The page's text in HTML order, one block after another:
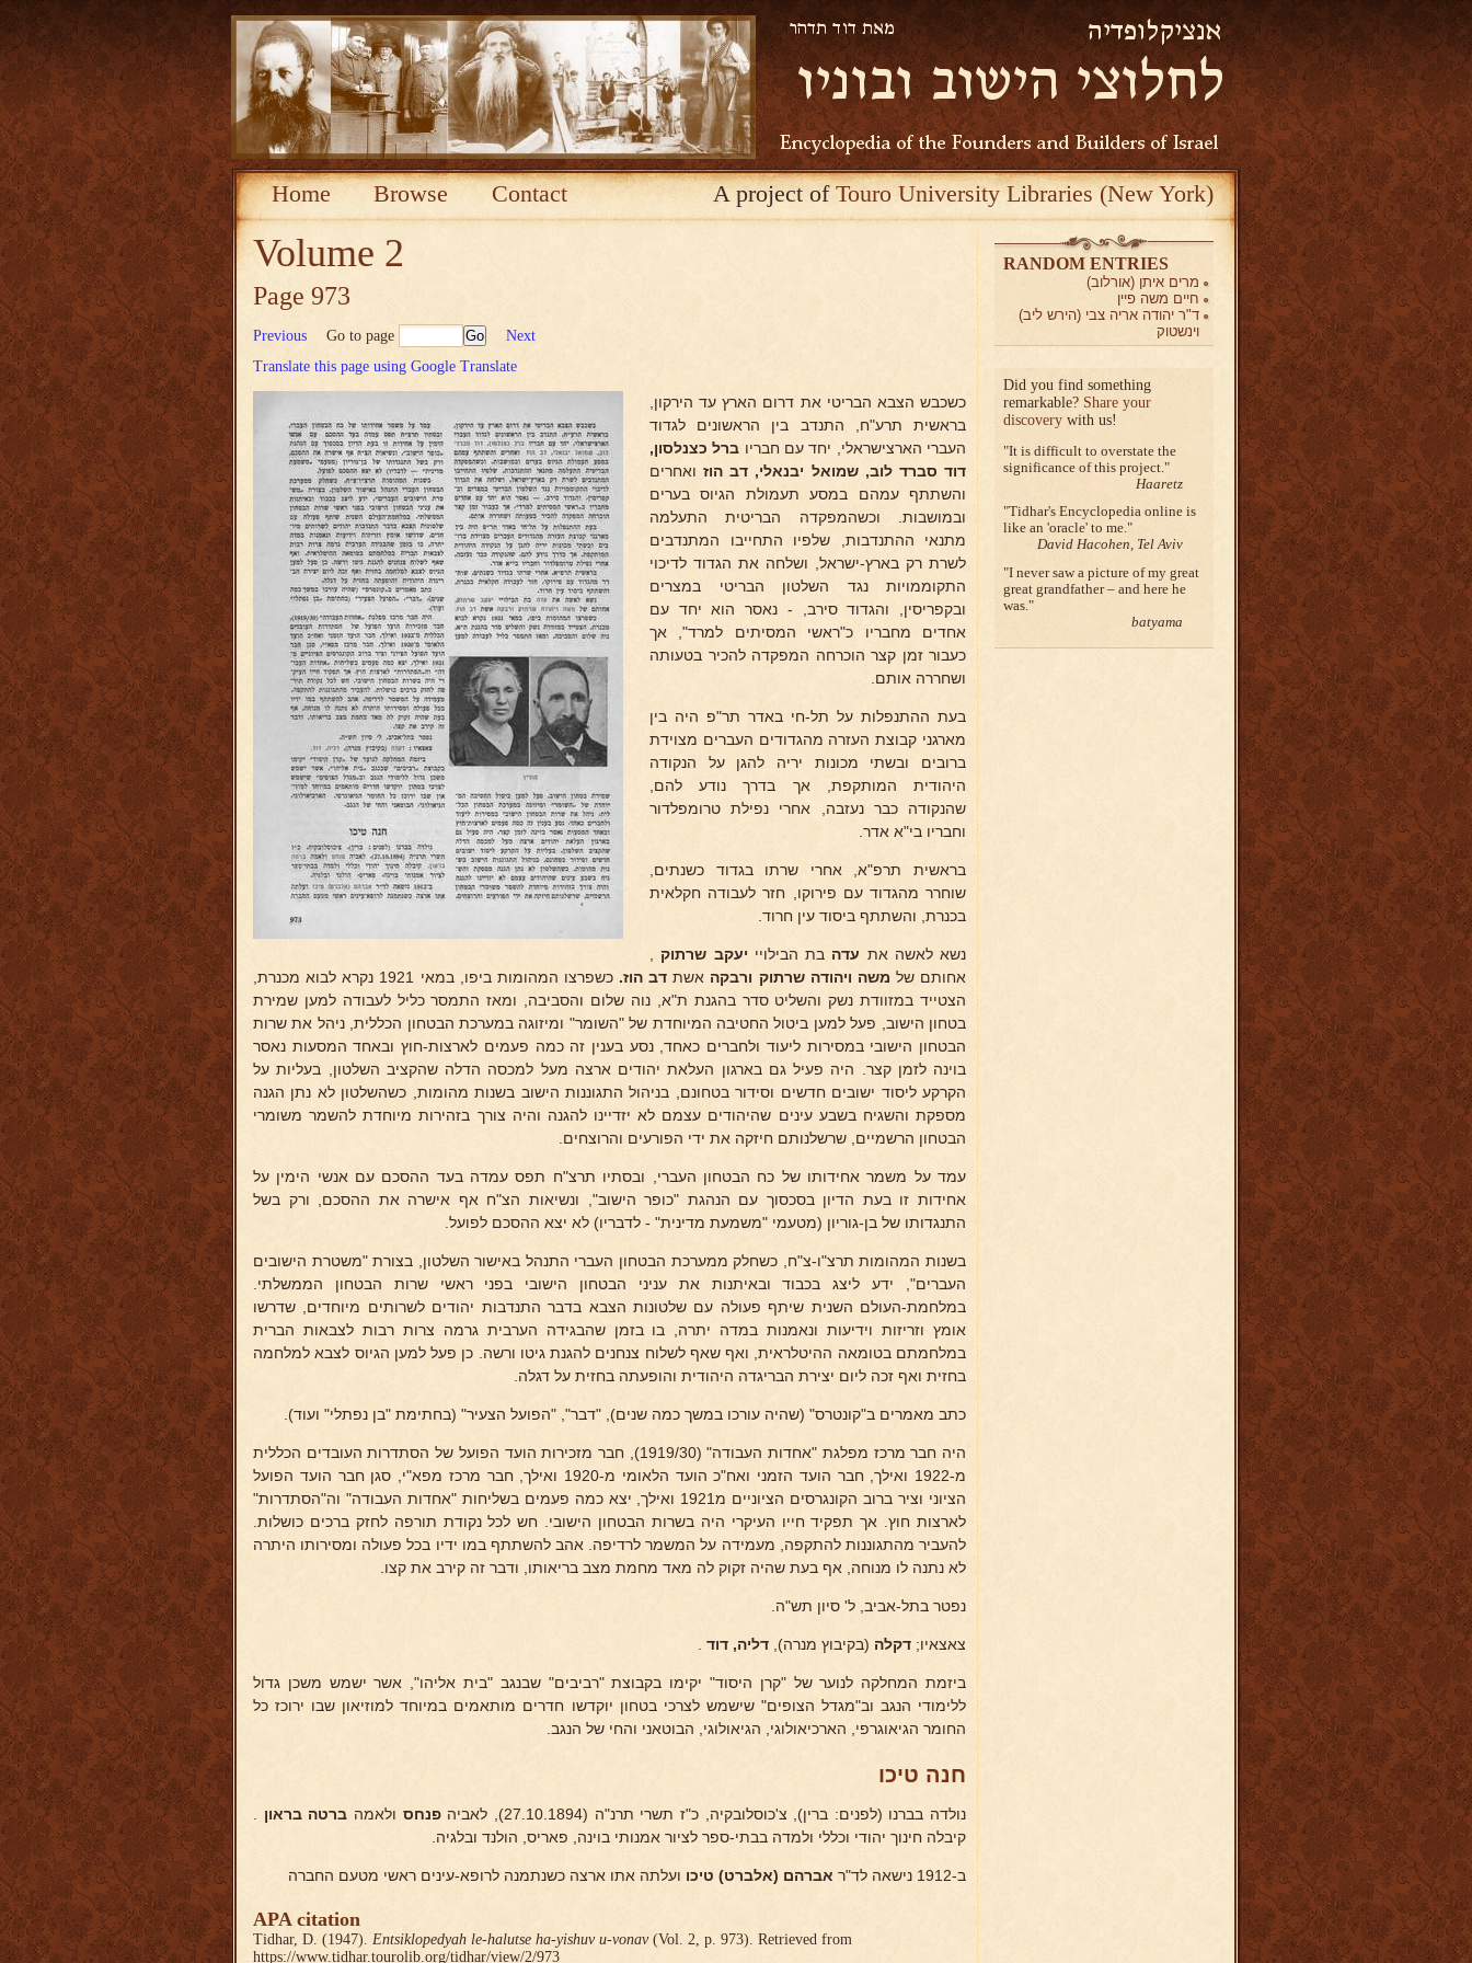
Home Browse Contact A project ofTouro University Libraries (New York)
Volume 2
Page 973
Previous Go to page
Next
Translate this page using Google Translate
כשכבש הצבא הבריטי את דרום הארץ עד הירקון,
בראשית תרע"ח, התנדב בין הראשונים לגדוד
העברי הארצישראלי, יחד עם חבריו ברל כצנלסון,
דוד סברד לוב, שמואל יבנאלי, דב הוז ואחרים
והשתתף עמהם במסע תעמולת הגיוס בערים
ובמושבות. וכשהמפקדה הבריטית התעלמה
מתנאי ההתנדבות, שלפיו התחייבו המתנדבים
לשרת רק בארץ-ישראל, ושלחה את הגדוד לדיכוי
התקוממויות נגד השלטון הבריטי במצרים
ובקפריסין, והגדוד סירב, - נאסר הוא יחד עם
אחדים מחבריו כ"ראשי המסיתים למרד", אך
כעבור זמן קצר הוכרחה המפקדה להכיר בטעותה
ושחררה אותם.
בעת ההתנפלות על תל-חי באדר תר"פ היה בין
מארגני קבוצת העזרה מהגדודים העברים מצוידת
ברובים ובשתי מכונות יריה להגן על הנקודה
היהודית המותקפת, אך בדרך נודע להם,
שהנקודה כבר נעזבה, אחרי נפילת טרומפלדור
וחבריו בי"א אדר.
בראשית תרפ"א, אחרי שרתו בגדוד כשנתים,
שוחרר מהגדוד עם פירוקו, חזר לעבודה חקלאית
בכנרת, והשתתף ביסוד עין חרוד.
נשא לאשה את עדה בת הבילויי יעקב שרתוק,
אחותם של משה ויהודה שרתוק ורבקה אשתדב הוז.
כשפרצו המהומות ביפו, במאי 1921 נקרא לבוא מכנרת,
הצטייד במזוודת נשק והשליט סדר בהגנת ת"א, נוה שלום והסביבה, ומאז התמסר כליל לעבודה למען שמירת
בטחון הישוב, פעל למען ביטול החטיבה המיוחדת של "השומר" ומיזוגה במערכת הבטחון הכללית, ניהל את שרות
הבטחון הישובי במסירות ליעוד ולחברים כאחד, נסע בענין זה כמה פעמים לארצות-חוץ ובאחד המסעות נאסר
בוינה לזמן קצר. היה פעיל גם בארגון העלאת יהודים ארצה מעל למכסה הדלה שהקציב השלטון, בעליות על
הקרקע ליסוד ישובים חדשים וסידור בטחונם, בניהול התגוננות הישוב בשנות מהומות, כשהשלטון לא נתן הגנה
מספקת והשגיח בשבע עינים שהיהודים עצמם לא יזדיינו להגנה והיה צורך בזהירות מיוחדת להשמר משומרי
הבטחון הרשמיים, שרשלנותם חיזקה את ידי הפורעים והרוצחים.
עמד על משמר אחידותו של כח הבטחון העברי, ובסתיו תרצ"ח תפס עמדה בעד ההסכם עם אנשי הימין על
אחידות זו בעת הדיון בסכסוך עם הנהגת "כופר הישוב", ונשיאות הצ"ח אף אישרה את ההסכם, ורק בשל
התנגדותו של בן-גוריון (מטעמי "משמעת מדינית" - לדבריו) לא יצא ההסכם לפועל.
בשנות המהומות תרצ"ו-צ"ח, כשחלק ממערכת הבטחון העברי התנהל באישור השלטון, בצורת "משטרת הישובים
העברים", ידע ליצג בכבוד ובאיתנות את עניני הבטחון הישובי בפני ראשי שרות הבטחון הממשלתי.
במלחמת-העולם השנית שיתף פעולה עם שלטונות הצבא בדבר התנדבות יהודים לשרותים מיוחדים, שדרשו
אומץ וזריזות וידיעות ונאמנות במדה יתרה, בו בזמן שהבגידה הערבית גרמה צרות רבות לצבאות הברית
במלחמתם בטומאה ההיטלראית, ואף שאף לשלוח צנחנים להגנת גיטו ורשה. כן פעל למען הגיוס לצבא למלחמה
בחזית ואף זכה ליום יצירת הבריגדה היהודית והופעתה בחזית על דגלה.
כתב מאמרים ב"קונטרס" (שהיה עורכו במשך כמה שנים), "דבר", "הפועל הצעיר" (בחתימת "בן נפתלי" ועוד).
היה חבר מרכז מפלגת "אחדות העבודה" (1919/30), חבר מזכירות הועד הפועל של הסתדרות העובדים הכללית
מ-1922 ואילך, חבר הועד הזמני ואח"כ הועד הלאומי מ-1920 ואילך, חבר מרכז מפא"י, סגן חבר הועד הפועל
הציוני וציר ברוב הקונגרסים הציוניים מ1921 ואילך, יצא כמה פעמים בשליחות "אחדות העבודה" וה"הסתדרות"
לארצות חוץ. אך תפקיד חייו העיקרי היה בשרות הבטחון הישובי. חש לכל נקודת תורפה לחזק ברכים כושלות.
להעביר מהתגוננות להתקפה, מעמידה על המשמר לרדיפה. אהב להשתתף במו ידיו בכל פעולה ומסירותו היתרה
לא נתנה לו מנוחה, אף בעת שהיה זקוק לה מאד מחמת מצב בריאותו, ודבר זה קירב את קצו.
נפטר בתל-אביב, ל' סיון תש"ה.
צאצאיו; דקלה (בקיבוץ מנרה), דליה, דוד
ביזמת המחלקה לנוער של "קרן היסוד" יקימו בקבוצת "רביבים" שבנגב "בית אליהו", אשר ישמש משכן גדול
ללימודי הנגב וב"מגדל הצופים" שישמש לצרכי בטחון יוקדשו חדרים מותאמים במיוחד למוזיאון שבו ירוכז כל
החומר הגיאוגרפי, הארכיאולוגי, הגיאולוגי, הבוטאני והחי של הנגב.
חנה טיכו
נולדה בברנו (לפנים: ברין), צ'כוסלובקיה, כ"ז תשרי תרנ"ה (27.10.1894), לאביה פנחס ולאמה ברטה בראון
קיבלה חינוך יהודי וכללי ולמדה בבתי-ספר לציור אמנותי בוינה, פאריס, הולנד ובלגיה.
ב-1912 נישאה לד"ר אברהם (אלברט) טיכו ועלתה אתו ארצה כשנתמנה לרופא-עינים ראשי מטעם החברה
APA citation
Tidhar, D. (1947). Entsiklopedyah le-halutse ha-yishuv u-vonav(Vol. 2, p. 973). Retrieved from
https://www.tidhar.tourolib.org/tidhar/view/2/973
RANDOM ENTRIES
מרים איתן (אורלוב)
חיים משה פיין
ד"ר יהודה אריה צבי (הירש ליב)
וינשטוק
Did you find something
remarkable? Share your
discovery with us!
It is difficult to overstate the
significance of this project.
Haaretz
Tidhar's Encyclopedia online is
like an 'oracle' to me.
David Hacohen, Tel Aviv
I never saw a picture of my great
great grandfather – and here he
was.
batyama